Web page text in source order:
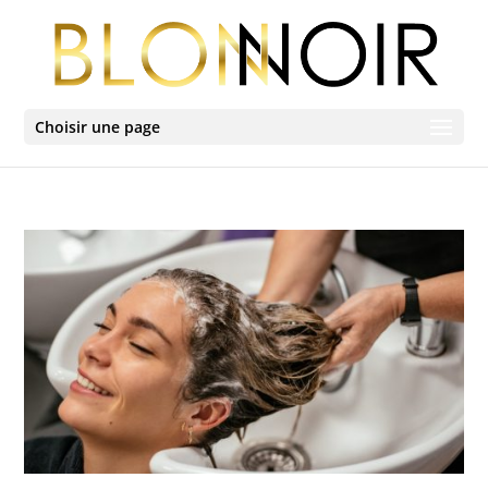
Choisir une page